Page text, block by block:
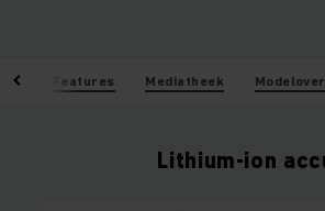
Features Mediatheek
Lithium-ion